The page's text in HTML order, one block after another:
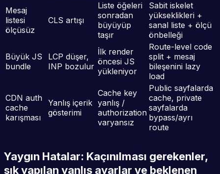
Mesaj
listesi
ölçüsüz
CLS artışı
Liste öğeleri
sonradan
büyüyüp
taşır
Sabit iskelet
yükseklikleri +
sanal liste + ölçü
önbelleği
Büyük JS
bundle
LCP düşer,
INP bozulur
İlk render
öncesi JS
yükleniyor
Route-level code
split + mesaj
bileşenini lazy
load
CDN auth
cache
karışması
Yanlış içerik
gösterimi
Cache key
yanlış /
authorization
varyansız
Public sayfalarda
cache, private
sayfalarda
bypass/ayrı
route
Yaygın Hatalar: Kaçınılması gerekenler,
sık yapılan yanlış ayarlar ve beklenen